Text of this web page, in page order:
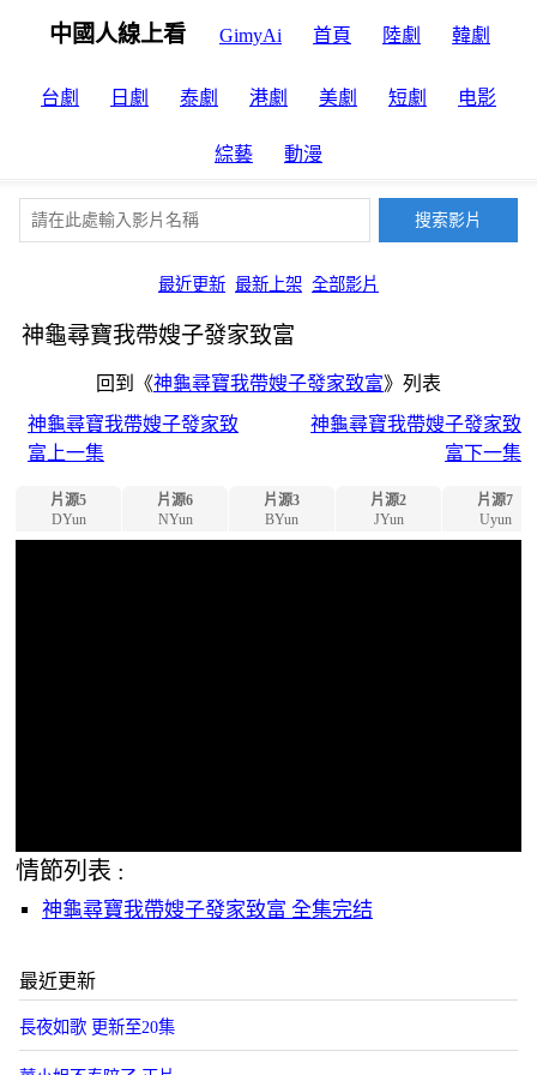
中國人線上看 GimyAi 首頁 陸劇 韓劇
台劇 日劇 泰劇 港劇 美劇 短劇 电影
綜藝 動漫
最近更新 最新上架 全部影片
神龜尋寶我帶嫂子發家致富
回到《神龜尋寶我帶嫂子發家致富》列表
神龜尋寶我帶嫂子發家致
富上一集
神龜尋寶我帶嫂子發家致
富下一集
片源5
DYun
片源6
NYun
片源3
BYun
片源2
JYun
片源7
Uyun
情節列表 :
神龜尋寶我帶嫂子發家致富 全集完结
最近更新
長夜如歌 更新至20集